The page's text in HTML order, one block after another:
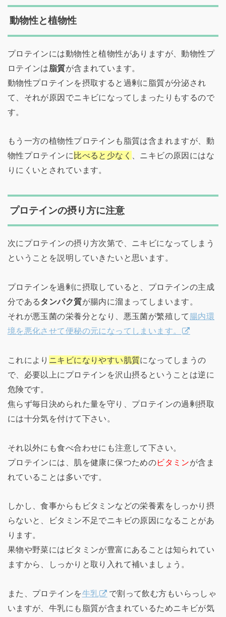
動物性と植物性
プロテインには動物性と植物性がありますが、動物性プ
ロテインは 脂質が含まれています。
動物性プロテインを摂取すると過剰に脂質が分泌され
て、それが原因でニキビになってしまったりもするので
す。
もう一方の植物性プロテインも脂質は含まれますが、動
物性プロテインに 比べると少なく
、ニキビの原因にはな
りにくいとされています。
プロテインの摂り方に注意
次にプロテインの摂り方次第で、ニキビになってしまう
ということを説明していきたいと思います。
プロテインを過剰に摂取していると、プロテインの主成
分であるタンパク質が腸内に溜まってしまいます。
それが悪玉菌の栄養分となり、悪玉菌が繁殖して 腸内環
境を悪化させて便秘の元になってしまいます。
これにより ニキビになりやすい肌質になってしまうの
で、必要以上にプロテインを沢山摂るということは逆に
危険です。
焦らず毎日決められた量を守り、プロテインの過剰摂取
には十分気を付けて下さい。
それ以外にも食べ合わせにも注意して下さい。
プロテインには、肌を健康に保つためのビタミンが含ま
れていることは多いです。
しかし、食事からもビタミンなどの栄養素をしっかり摂
らないと、ビタミン不足でニキビの原因になることがあ
ります。
果物や野菜にはビタミンが豊富にあることは知られてい
ますから、しっかりと取り入れて補いましょう。
また、プロテインを牛乳
で割って飲む方もいらっしゃ
いますが、牛乳にも脂質が含まれているためニキビが気